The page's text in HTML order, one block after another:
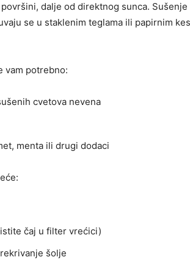
dalje od direktnog sunca.
se u staklenim teglama ili papirnim
vam potrebno:
cvetova nevena
menta ili drugi dodaci
čaj u filter vrećici)
šolje